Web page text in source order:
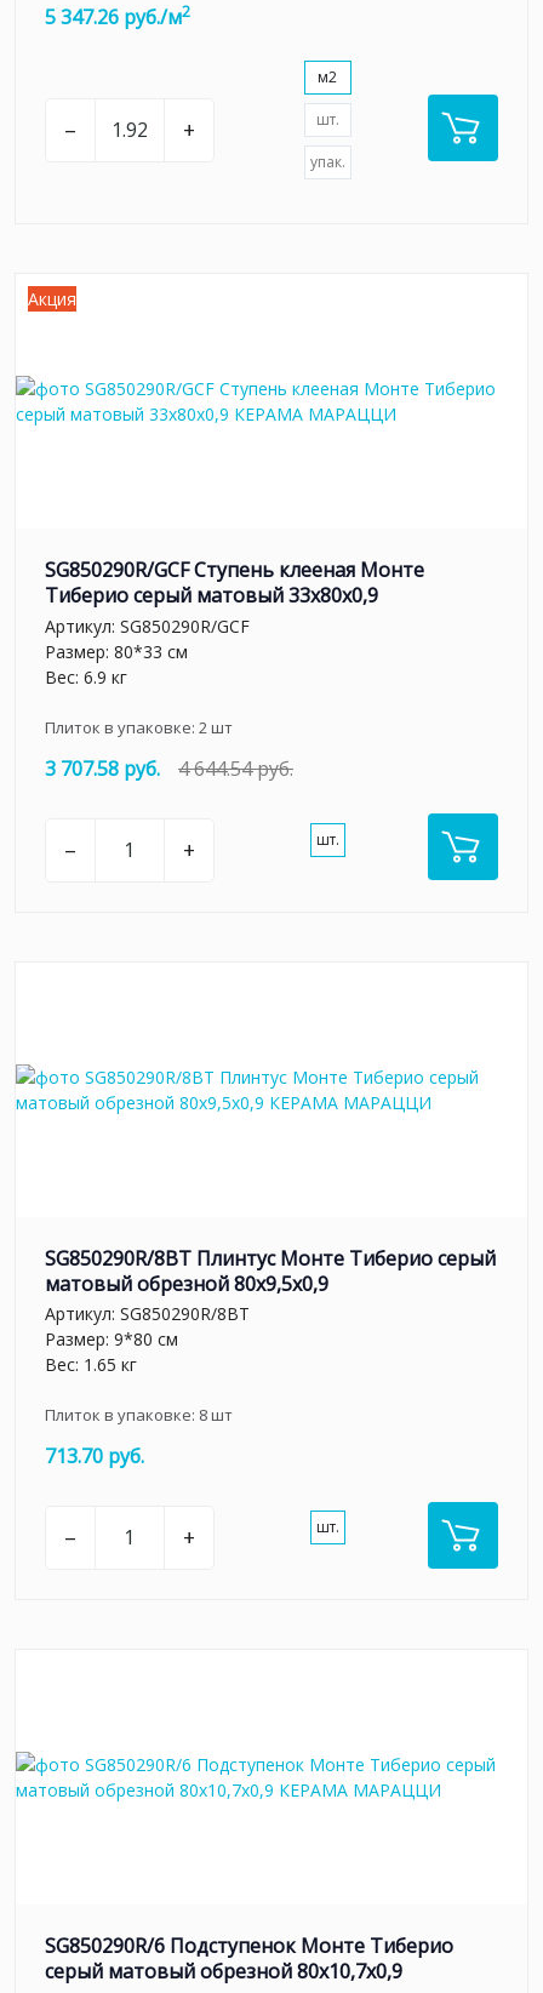
5 347.26 руб./м2
– +
м2
шт.
упак.
Акция
SG850290R/GCF Ступень клееная Монте
Тиберио серый матовый 33x80x0,9
Артикул: SG850290R/GCF
Размер: 80*33 см
Вес: 6.9 кг
Плиток в упаковке: 2шт
3 707.58 руб. 4 644.54 руб.
– + шт.
SG850290R/8BT Плинтус Монте Тиберио серый
матовый обрезной 80x9,5x0,9
Артикул: SG850290R/8BT
Размер: 9*80 см
Вес: 1.65 кг
Плиток в упаковке: 8шт
713.70 руб.
– + шт.
SG850290R/6 Подступенок Монте Тиберио
серый матовый обрезной 80x10,7x0,9